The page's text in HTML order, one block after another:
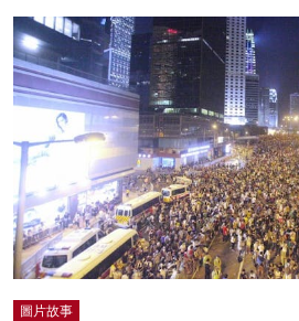
圖片故事